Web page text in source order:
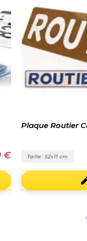
€
Plaque Routier
Taille : 52x11 cm